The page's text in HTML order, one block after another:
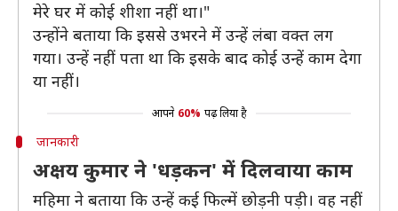
मेरे घर में कोई शीशा नहीं था।"
उन्होंने बताया कि इससे उभरने में उन्हें लंबा वक्त लग
गया। उन्हें नहीं पता था कि इसके बाद कोई उन्हें काम देगा
या नहीं।
आपने 60% पढ़ लिया है
जानकारी
अक्षय कुमार ने 'धड़कन' में दिलवाया काम
महिमा ने बताया कि उन्हें कई फिल्में छोड़नी पड़ी। वह नहीं